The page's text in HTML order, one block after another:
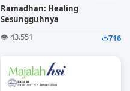
Ramadhan: Healing
Sesungguhnya
👁️ 43.551
716